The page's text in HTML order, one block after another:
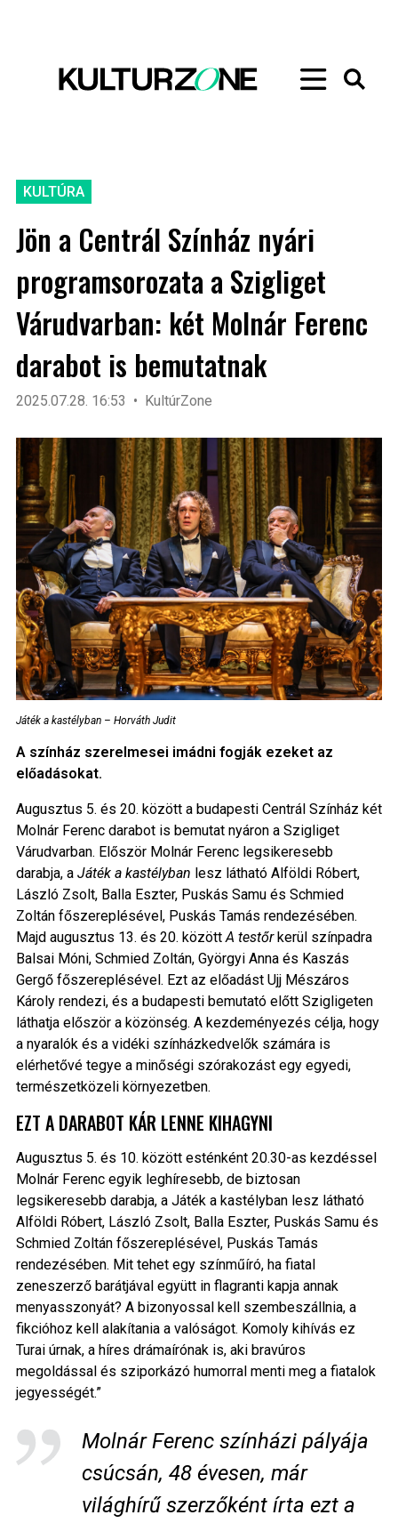
KULTÚRA
Jön a Centrál Színház nyári
programsorozata a Szigliget
Várudvarban: két Molnár Ferenc
darabot is bemutatnak
2025.07.28. 16:53 KultúrZone
Játék a kastélyban – Horváth Judit
A színház szerelmesei imádni fogják ezeket az
előadásokat.
Augusztus 5. és 20. között a budapesti Centrál Színház két
Molnár Ferenc darabot is bemutat nyáron a Szigliget
Várudvarban. Először Molnár Ferenc legsikeresebb
darabja, a Játék a kastélyban lesz látható Alföldi Róbert,
László Zsolt, Balla Eszter, Puskás Samu és Schmied
Zoltán főszereplésével, Puskás Tamás rendezésében.
Majd augusztus 13. és 20. közöttA testőrkerül színpadra
Balsai Móni, Schmied Zoltán, Györgyi Anna és Kaszás
Gergő főszereplésével. Ezt az előadást Ujj Mészáros
Károly rendezi, és a budapesti bemutató előtt Szigligeten
láthatja először a közönség. A kezdeményezés célja, hogy
a nyaralók és a vidéki színházkedvelők számára is
elérhetővé tegye a minőségi szórakozást egy egyedi,
természetközeli környezetben.
EZT A DARABOT KÁR LENNE KIHAGYNI
Augusztus 5. és 10. között esténként 20.30-as kezdéssel
Molnár Ferenc egyik leghíresebb, de biztosan
legsikeresebb darabja, aJáték a kastélyban lesz látható
Alföldi Róbert, László Zsolt, Balla Eszter, Puskás Samu és
Schmied Zoltán főszereplésével, Puskás Tamás
rendezésében. Mit tehet egy színműíró, ha fiatal
zeneszerző barátjával együtt in flagranti kapja annak
menyasszonyát? A bizonyossal kell szembeszállnia, a
fikcióhoz kell alakítania a valóságot. Komoly kihívás ez
Turai úrnak, a híres drámaírónak is, aki bravúros
megoldással és sziporkázó humorral menti meg a fiatalok
jegyességét.”
Molnár Ferenc színházi pályája
csúcsán, 48 évesen, már
világhírű szerzőként írta ezt a